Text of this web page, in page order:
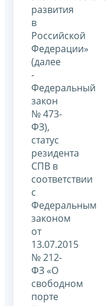
развития
в
Российской
Федерации»
(далее
-
Федеральный
закон
№ 473-
ФЗ),
статус
резидента
СПВ в
соответствии
с
Федеральным
законом
от
13.07.2015
№ 212-
ФЗ «О
свободном
порте